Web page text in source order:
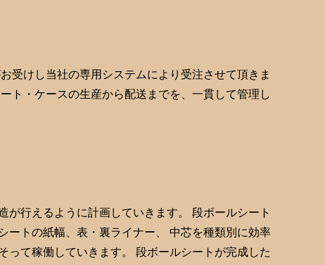
受けし当社の専用システムにより受注させて頂きま
ト・ケースの生産から配送までを、一貫して管理し
行えるように計画していきます。 段ボールシート
ートの紙幅、表・裏ライナー、 中芯を種類別に効率
って稼働していきます。 段ボールシートが完成した